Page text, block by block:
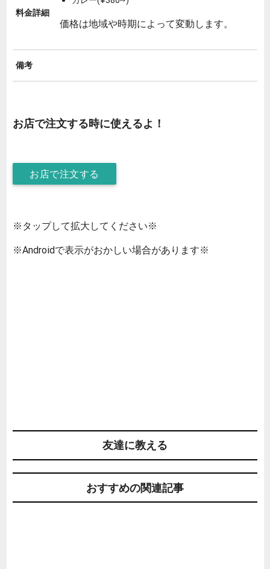
料金詳細
価格は地域や時期によって変動します。
備考
お店で注文する時に使えるよ！
お店で注文する
※タップして拡大してください※
※Androidで表示がおかしい場合があります※
友達に教える
おすすめの関連記事